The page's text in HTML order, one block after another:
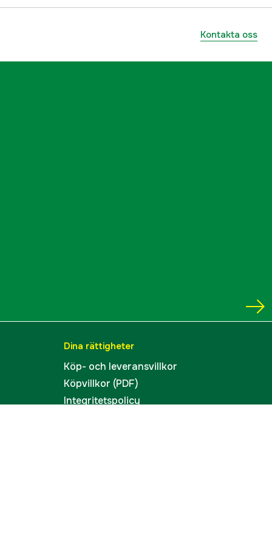
Kontakta oss
Dina rättigheter
Köp- och leveransvillkor
Köpvillkor (PDF)
Integritetspolicy